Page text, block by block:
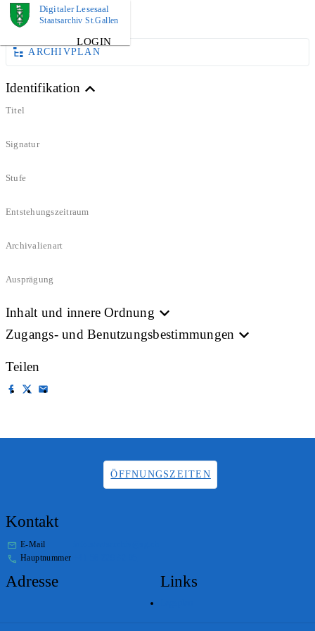
Digitaler Lesesaal
Staatsarchiv St.Gallen
LOGIN
DOKUMENT
ARCHIVPLAN
Identifikation
Titel
Signatur
Stufe
Entstehungszeitraum
Archivalienart
Ausprägung
Inhalt und innere Ordnung
Zugangs- und Benutzungsbestimmungen
Teilen
ÖFFNUNGSZEITEN
Kontakt
E-Mail
Hauptnummer
Adresse Links